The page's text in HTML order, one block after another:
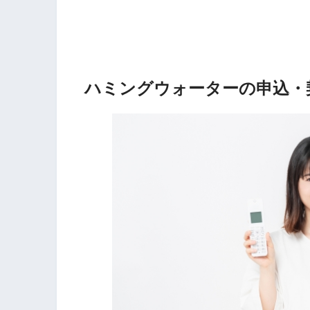
ハミングウォーターの申込・